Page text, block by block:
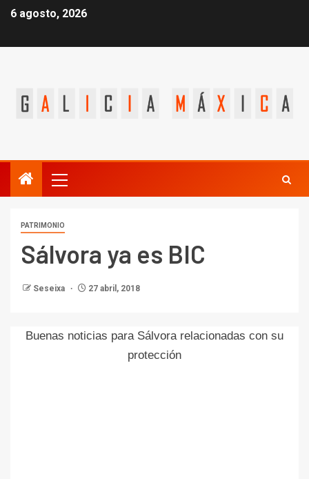
6 agosto, 2026
PATRIMONIO
Sálvora ya es BIC
Seseixa 27 abril, 2018
Buenas noticias para Sálvora relacionadas con su
protección